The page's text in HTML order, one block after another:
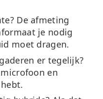
De afmeting
je nodig
moet dragen.
er tegelijk?
en